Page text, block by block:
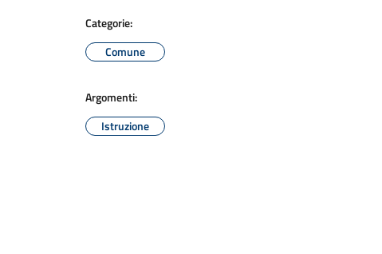
Categorie:
Comune
Argomenti:
Istruzione